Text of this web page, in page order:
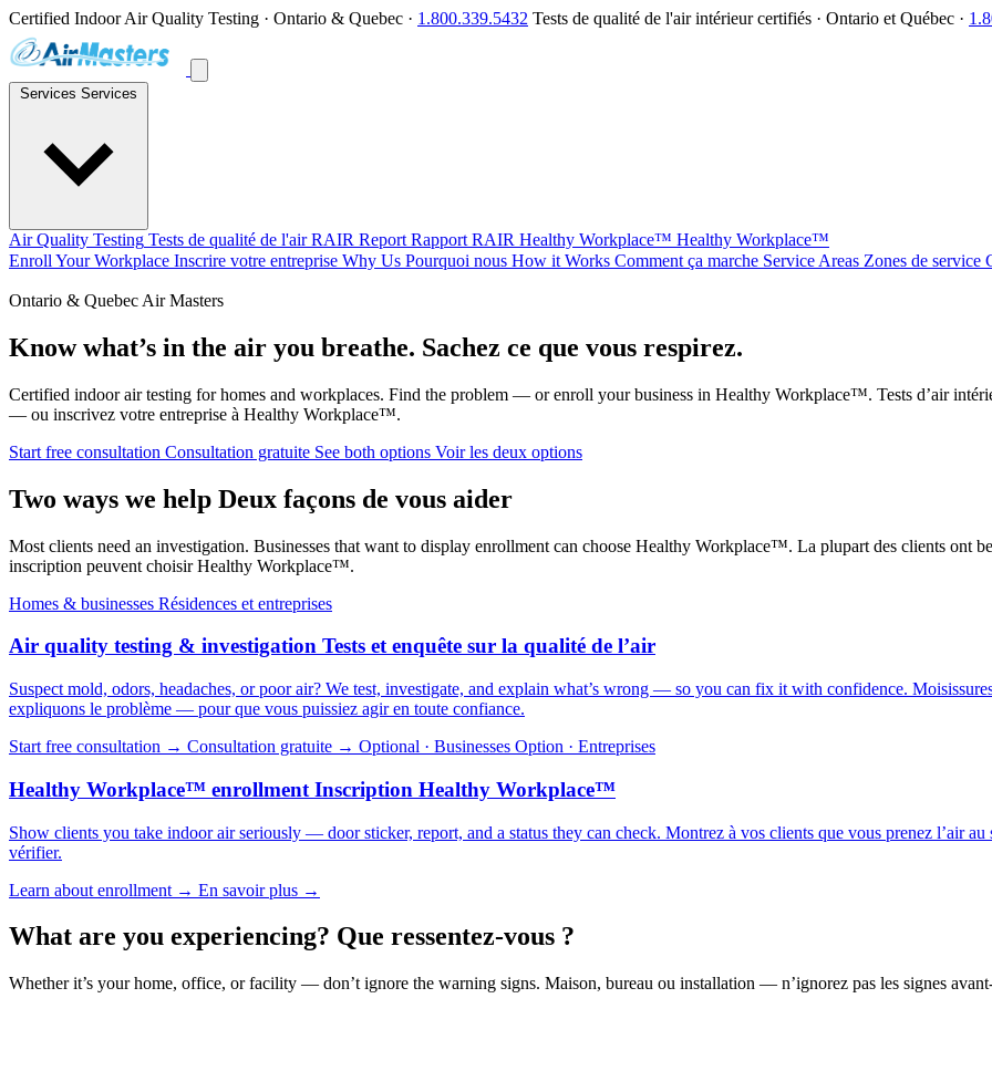
Certified Indoor Air Quality Testing · Ontario & Quebec · 1.800.339.5432 Tests de qualité de l'air intérieur certifiés · Ontario et Québec ·
Services Services
Air Quality Testing Tests de qualité de l'air RAIR Report Rapport RAIR Healthy Workplace™ Healthy Workplace™
Enroll Your Workplace Inscrire votre entreprise Why Us Pourquoi nous How it Works Comment ça marche Service Areas Zones de service
Ontario & Quebec Air Masters
Know what’s in the air you breathe. Sachez ce que vous respirez.
Certified indoor air testing for homes and workplaces. Find the problem — or enroll your business in Healthy Workplace™. Tests d’air
— ou inscrivez votre entreprise à Healthy Workplace™.
Start free consultation Consultation gratuite See both options Voir les deux options
Two ways we help Deux façons de vous aider
Most clients need an investigation. Businesses that want to display enrollment can choose Healthy Workplace™. La plupart des clients ont
inscription peuvent choisir Healthy Workplace™.
Homes & businesses Résidences et entreprises
Air quality testing & investigation Tests et enquête sur la qualité de l’air
Suspect mold, odors, headaches, or poor air? We test, investigate, and explain what’s wrong — so you can fix it with confidence.
expliquons le problème — pour que vous puissiez agir en toute confiance.
Start free consultation → Consultation gratuite → Optional · Businesses Option · Entreprises
Healthy Workplace™ enrollment Inscription Healthy Workplace™
Show clients you take indoor air seriously — door sticker, report, and a status they can check. Montrez à vos clients que vous prenez l’air
vérifier.
Learn about enrollment → En savoir plus →
What are you experiencing? Que ressentez-vous ?
Whether it’s your home, office, or facility — don’t ignore the warning signs. Maison, bureau ou installation — n’ignorez pas les signes